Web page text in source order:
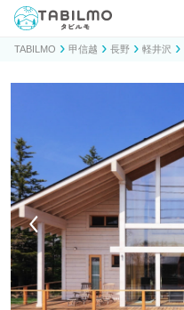
貸別荘コテージ・一棟貸し宿泊予
TABILMO 甲信越 長野 軽井沢